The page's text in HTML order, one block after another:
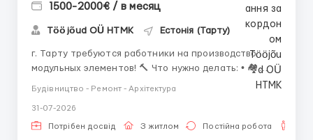
1500-2000€ / в месяц
Tööjõud OÜ HTMK Естонія (Тарту)
г. Тарту требуются работники на производство
модульных элементов! 🔨 Что нужно делать: • 🏘
Изготавливать элементы для модульных домов • ✅
требуется: • 👷 Опыт в строительстве — будет
преимуществом • ⏱️ Пунктуальность ...
Будівництво - Ремонт - Архітектура
31-07-2026
Потрібен досвід З житлом Постійна робота